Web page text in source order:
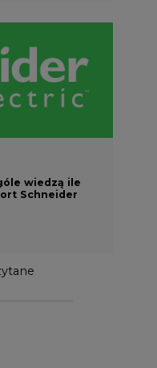
wiedzą ile
Schneider